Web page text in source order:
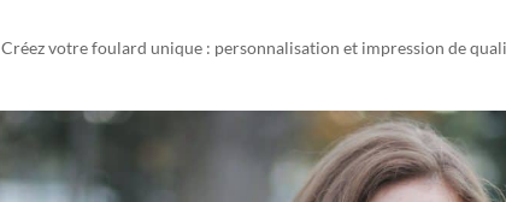
Créez votre foulard unique : personnalisation et impression de